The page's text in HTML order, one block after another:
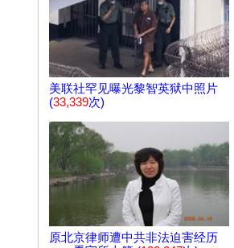
美联社罕见曝光黎智英狱中照片
(33,339次)
原北京律师遭中共非法迫害经历